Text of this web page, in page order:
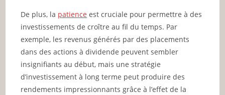
De plus, la patience est cruciale pour permettre à des
investissements de croître au fil du temps. Par
exemple, les revenus générés par des placements
dans des actions à dividende peuvent sembler
insignifiants au début, mais une stratégie
d’investissement à long terme peut produire des
rendements impressionnants grâce à l’effet de la